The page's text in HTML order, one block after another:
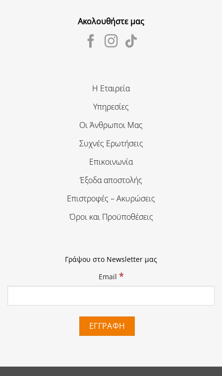
Ακολουθήστε μας
Η Εταιρεία
Υπηρεσίες
Οι Άνθρωποι Μας
Συχνές Ερωτήσεις
Επικοινωνία
Έξοδα αποστολής
Επιστροφές – Ακυρώσεις
Όροι και Προϋποθέσεις
Γράψου στο Newsletter μας
Email *